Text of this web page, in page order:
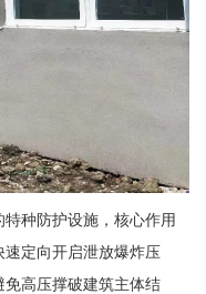
种防护设施，核心作用
定向开启泄放爆炸压
高压撑破建筑主体结